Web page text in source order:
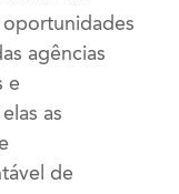
agências
e
as
de